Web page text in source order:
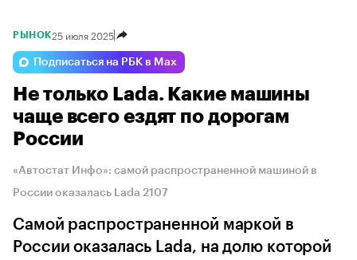
Omoda Haval
Lada Geely Changan
РЫНОК25 июля 2025
Подписаться на РБК в Max
Не только Lada. Какие машины
чаще всего ездят по дорогам
России
«Автостат Инфо»: самой распространенной машиной в
России оказалась Lada 2107
Самой распространенной маркой в
России оказалась Lada, на долю которой